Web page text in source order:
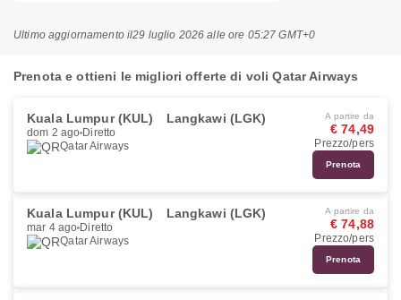
Ultimo aggiornamento il29 luglio 2026 alle ore 05:27 GMT+0
Prenota e ottieni le migliori offerte di voli Qatar Airways
Kuala Lumpur (KUL) Langkawi (LGK)
dom 2 ago Diretto
Qatar Airways
A partire da
€ 74,49
Prezzo/pers
Prenota
Kuala Lumpur (KUL) Langkawi (LGK)
mar 4 ago Diretto
Qatar Airways
A partire da
€ 74,88
Prezzo/pers
Prenota